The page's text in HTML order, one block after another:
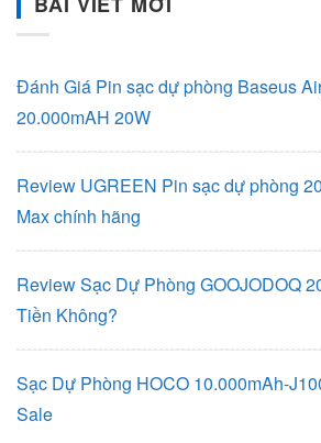
Đánh Giá Pin sạc dự phòng Baseus
20.000mAH 20W
Review UGREEN Pin sạc dự phòng
Max chính hãng
Review Sạc Dự Phòng GOOJODOQ
Tiền Không?
Sạc Dự Phòng HOCO 10.000mAh-
Sale